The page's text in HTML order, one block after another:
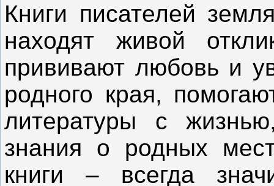
Книги писателей
находят живой
прививают любовь и
родного края,
литературы с
знания о родных
книги – всегда